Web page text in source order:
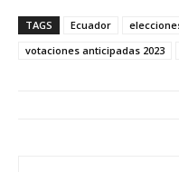
TAGS Ecuador
votaciones anticipadas 2023